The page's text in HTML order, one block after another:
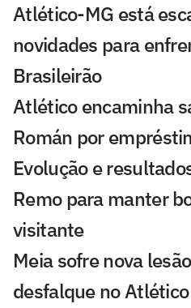
Atlético-MG está
novidades para
Brasileirão
Atlético encaminha
Román por
Evolução e
Remo para manter
visitante
Meia sofre nova
desfalque no Atlético